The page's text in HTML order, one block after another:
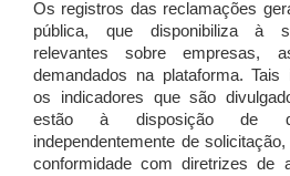
Os registros das reclamações
pública, que disponibiliza à
relevantes sobre empresas,
demandados na plataforma. Tais
os indicadores que são
estão à disposição de
independentemente de
conformidade com diretrizes de